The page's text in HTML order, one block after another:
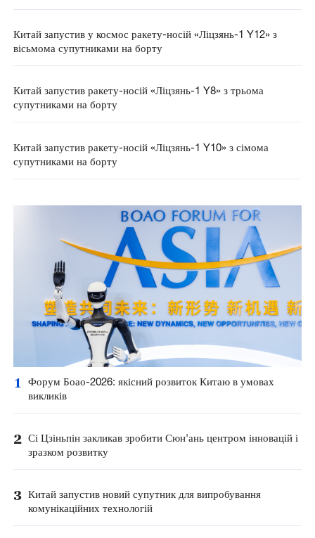
Китай запустив у космос ракету-носій «Ліцзянь-1 Y12» з
вісьмома супутниками на борту
Китай запустив ракету-носій «Ліцзянь-1 Y8» з трьома
супутниками на борту
Китай запустив ракету-носій «Ліцзянь-1 Y10» з сімома
супутниками на борту
1
Форум Боао-2026: якісний розвиток Китаю в умовах
викликів
2 Сі Цзіньпін закликав зробити Сюн'ань центром інновацій і
зразком розвитку
3 Китай запустив новий супутник для випробування
комунікаційних технологій